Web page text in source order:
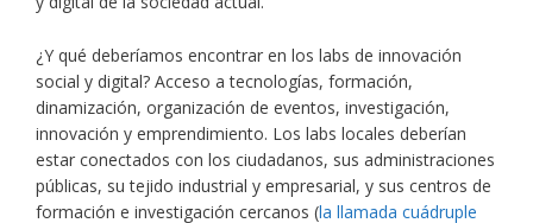
¿Y qué deberíamos encontrar en los labs de innovación
social y digital? Acceso a tecnologías, formación,
dinamización, organización de eventos, investigación,
innovación y emprendimiento. Los labs locales deberían
estar conectados con los ciudadanos, sus administraciones
públicas, su tejido industrial y empresarial, y sus centros de
formación e investigación cercanos (la llamada cuádruple